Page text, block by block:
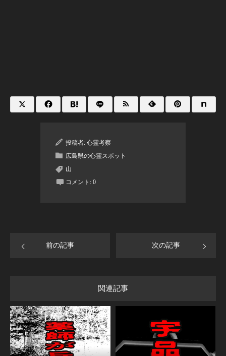
投稿者: 心霊考察
広島県の心霊スポット
山
コメント: 0
前の記事 次の記事
関連記事